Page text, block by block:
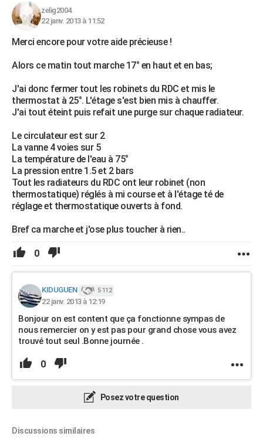
zelig2004
22 janv. 2013 à 11:52
Merci encore pour votre aide précieuse !
Alors ce matin tout marche 17° en haut et en bas;
J'ai donc fermer tout les robinets du RDC et mis le
thermostat à 25°. L'étage s'est bien mis à chauffer.
J'ai tout éteint puis refait une purge sur chaque radiateur.
Le circulateur est sur 2
La vanne 4 voies sur 5
La température de l'eau à 75°
La pression entre 1.5 et 2 bars
Tout les radiateurs du RDC ont leur robinet (non
thermostatique) réglés à mi course et à l'étage té de
réglage et thermostatique ouverts à fond.
Bref ca marche et j'ose plus toucher à rien..
0
KIDUGUEN 5 112
22 janv. 2013 à 12:19
Bonjour on est content que ça fonctionne sympas de
nous remercier on y est pas pour grand chose vous avez
trouvé tout seul .Bonne journée .
0
Posez votre question
Discussions similaires